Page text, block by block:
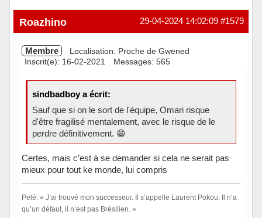
#1579
29-04-2024 14:02:09
Roazhino
Membre
Localisation: Proche de Gwened
Inscrit(e): 16-02-2021
Messages: 565
sindbadboy a écrit:
Sauf que si on le sort de l'équipe, Omari risque
d'être fragilisé mentalement, avec le risque de le
perdre définitivement. 😁
Certes, mais c’est à se demander si cela ne serait pas
mieux pour tout ke monde, lui compris
Pelé: « J’ai trouvé mon successeur. Il s’appelle Laurent Pokou. Il n’a
qu’un défaut, il n’est pas Brésilien. »